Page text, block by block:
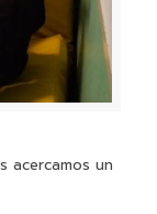
acercamos un